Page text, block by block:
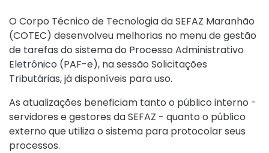
O Corpo Técnico de Tecnologia da SEFAZ Maranhão
(COTEC) desenvolveu melhorias no menu de gestão
de tarefas do sistema do Processo Administrativo
Eletrônico (PAF-e), na sessão Solicitações
Tributárias, já disponíveis para uso.
As atualizações beneficiam tanto o público interno -
servidores e gestores da SEFAZ - quanto o público
externo que utiliza o sistema para protocolar seus
processos.